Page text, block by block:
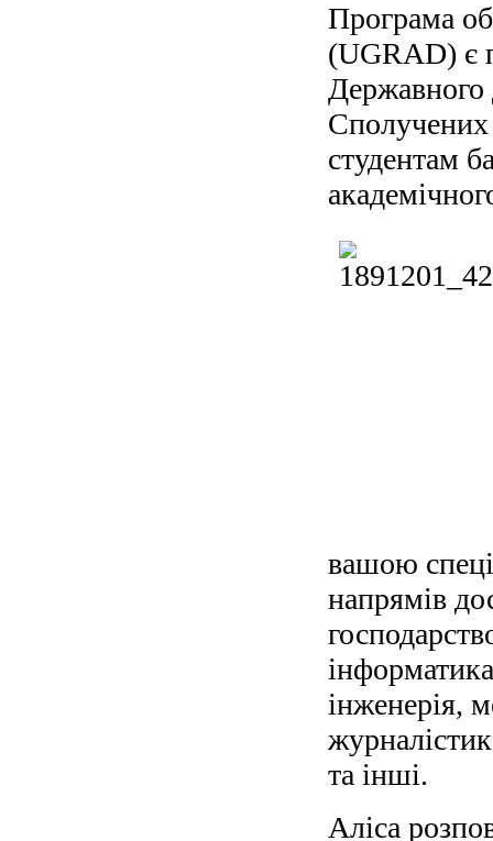
Програма
(UGRAD) є
студентам
вашою
напрямів
інженерія,
та інші.
Аліса